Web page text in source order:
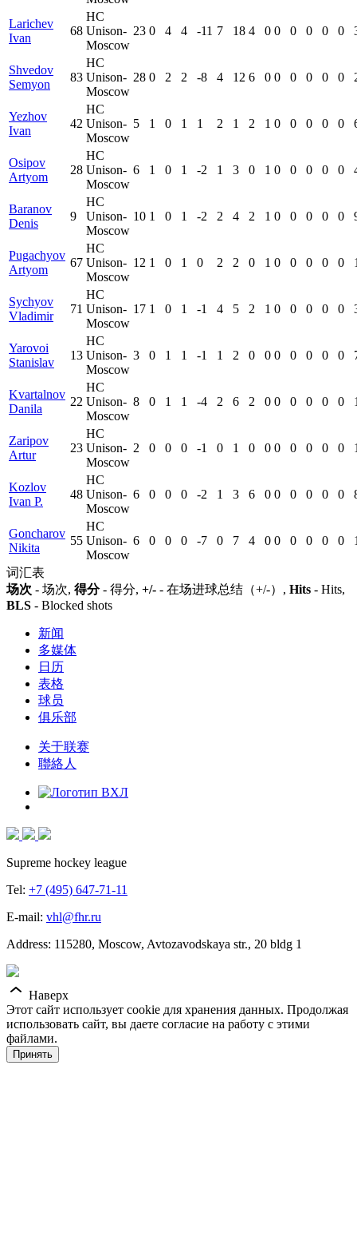
Larichev
Ivan
68
HC
Unison-
Moscow
23 0 4 4 -11 7 18 4 0 0 0 0 0 0
Shvedov
Semyon
83
HC
Unison-
Moscow
28 0 2 2 -8 4 12 6 0 0 0 0 0 0
Yezhov
Ivan
42
HC
Unison-
Moscow
5 1 0 1 1 2 1 2 1 0 0 0 0 0
Osipov
Artyom
28
HC
Unison-
Moscow
6 1 0 1 -2 1 3 0 1 0 0 0 0 0
Baranov
Denis
9
HC
Unison-
Moscow
10 1 0 1 -2 2 4 2 1 0 0 0 0 0
Pugachyov
Artyom
67
HC
Unison-
Moscow
12 1 0 1 0 2 2 0 1 0 0 0 0 0
Sychyov
Vladimir
71
HC
Unison-
Moscow
17 1 0 1 -1 4 5 2 1 0 0 0 0 0
Yarovoi
Stanislav
13
HC
Unison-
Moscow
3 0 1 1 -1 1 2 0 0 0 0 0 0 0
Kvartalnov
Danila
22
HC
Unison-
Moscow
8 0 1 1 -4 2 6 2 0 0 0 0 0 0
Zaripov
Artur
23
HC
Unison-
Moscow
2 0 0 0 -1 0 1 0 0 0 0 0 0 0
Kozlov
Ivan P.
48
HC
Unison-
Moscow
6 0 0 0 -2 1 3 6 0 0 0 0 0 0
Goncharov
Nikita
55
HC
Unison-
Moscow
6 0 0 0 -7 0 7 4 0 0 0 0 0 0
词汇表
场次 - 场次, 得分- 得分, +/- - 在场进球总结（+/-）, Hits - Hits,
BLS - Blocked shots
新闻
多媒体
日历
表格
球员
俱乐部
关于联赛
聯絡人
Supreme hockey league
Tel: +7 (495) 647-71-11
E-mail: vhl@fhr.ru
Address: 115280, Moscow, Avtozavodskaya str., 20 bldg 1
Наверх
Этот сайт использует cookie для хранения данных. Продолжая
использовать сайт, вы даете согласие на работу с этими
файлами.
Принять